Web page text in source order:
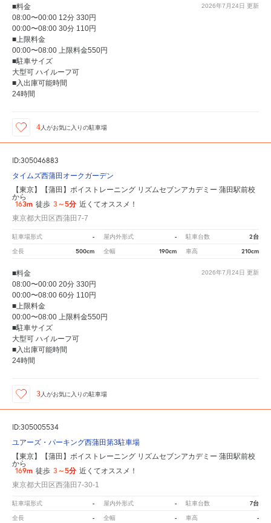
2026年7月24日 更新
■料金
08:00〜00:00 12分 330円
00:00〜08:00 30分 110円
■上限料金
00:00〜08:00 上限料金550円
■駐車サイズ
大型可 ハイルーフ可
■入出庫可能時間
24時間
4 人がお気に入りの駐車場
ID:305046883
タイムズ西蒲田オークガーデン
【東京】【蒲田】ボイストレーニング リズムセブンアカデミー 蒲田駅前校
から
163m 徒歩 3～5分 近くてオススメ！
東京都大田区西蒲田7-7
駐車場形式 - 屋内外形式 - 駐車台数 2台
全長 500cm 全幅 190cm 車高 210cm
2026年7月24日 更新
■料金
08:00〜00:00 20分 330円
00:00〜08:00 60分 110円
■上限料金
00:00〜08:00 上限料金550円
■駐車サイズ
大型可 ハイルーフ可
■入出庫可能時間
24時間
3 人がお気に入りの駐車場
ID:305005534
ユアーズ・パーキング西蒲田第3駐車場
【東京】【蒲田】ボイストレーニング リズムセブンアカデミー 蒲田駅前校
から
169m 徒歩 3～5分 近くてオススメ！
東京都大田区西蒲田7-30-1
駐車場形式 - 屋内外形式 - 駐車台数 7台
全長 - 全幅 - 車高 -